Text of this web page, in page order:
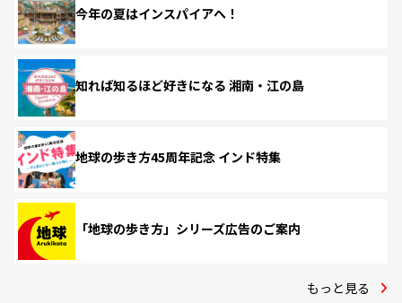
今年の夏はインスパイアへ！
知れば知るほど好きになる 湘南・江の島
地球の歩き方45周年記念 インド特集
「地球の歩き方」シリーズ広告のご案内
もっと見る